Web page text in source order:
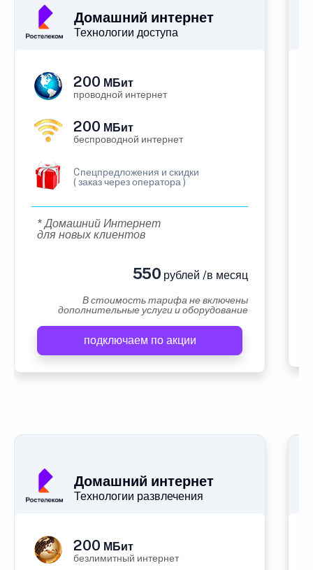
Домашний интернет
Технологии доступа
200 МБит
проводной интернет
200 МБит
беспроводной интернет
Cпецпредложения и скидки
( заказ через оператора )
* Домашний Интернет
для новых клиентов
550 рублей /в месяц
В стоимость тарифа не включены
дополнительные услуги и оборудование
подключаем по акции
Домашний интернет
Технологии развлечения
200 МБит
безлимитный интернет